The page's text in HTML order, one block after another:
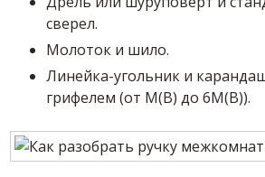
сверел.
Молоток и шило.
Линейка-угольник и
грифелем (от М(В) до 6М(В)).